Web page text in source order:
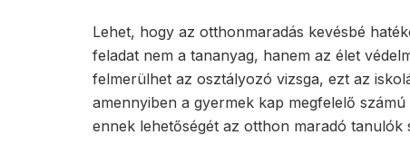
Lehet, hogy az otthonmaradás kevésbé
feladat nem a tananyag, hanem az élet
felmerülhet az osztályozó vizsga, ezt az
amennyiben a gyermek kap megfelelő
ennek lehetőségét az otthon maradó tanulók